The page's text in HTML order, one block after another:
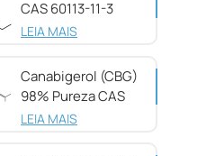
CAS 60113-11-3
LEIA MAIS
Canabigerol (CBG)
98% Pureza CAS
25654-31-3
LEIA MAIS